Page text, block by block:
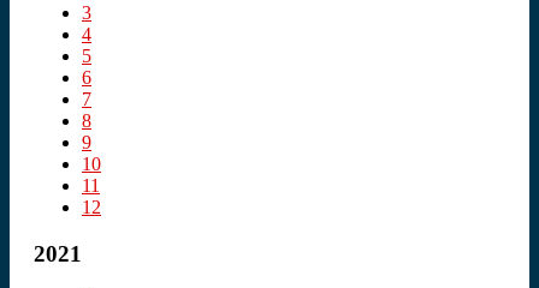
3
4
5
6
7
8
9
10
11
12
2021